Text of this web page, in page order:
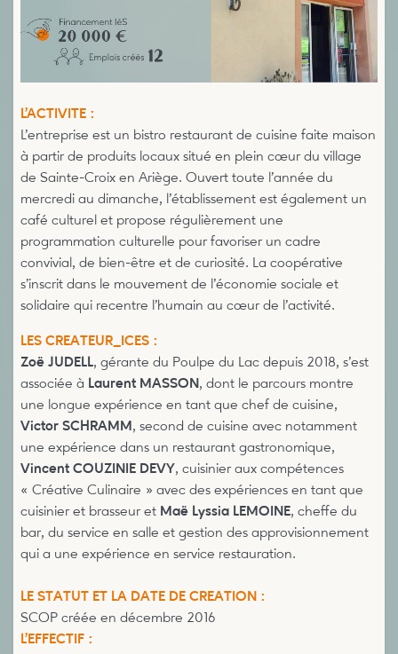
L’ACTIVITE :
L’entreprise est un bistro restaurant de cuisine faite maison
à partir de produits locaux situé en plein cœur du village
de Sainte-Croix en Ariège. Ouvert toute l’année du
mercredi au dimanche, l’établissement est également un
café culturel et propose régulièrement une
programmation culturelle pour favoriser un cadre
convivial, de bien-être et de curiosité. La coopérative
s’inscrit dans le mouvement de l’économie sociale et
solidaire qui recentre l’humain au cœur de l’activité.
LES CREATEUR_ICES :
Zoë JUDELL, gérante du Poulpe du Lac depuis 2018, s’est
associée à Laurent MASSON, dont le parcours montre
une longue expérience en tant que chef de cuisine,
Victor SCHRAMM , second de cuisine avec notamment
une expérience dans un restaurant gastronomique,
Vincent COUZINIE DEVY, cuisinier aux compétences
« Créative Culinaire » avec des expériences en tant que
cuisinier et brasseur et Maë Lyssia LEMOINE, cheffe du
bar, du service en salle et gestion des approvisionnement
qui a une expérience en service restauration.
LE STATUT ET LA DATE DE CREATION :
SCOP créée en décembre 2016
L’EFFECTIF :